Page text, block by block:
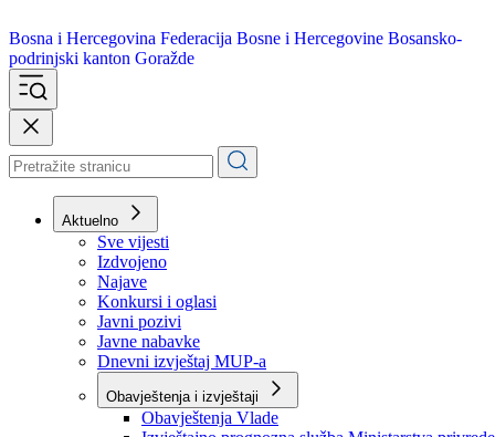
Bosna i Hercegovina
podrinjski kanton Goražde
Aktuelno
Sve vijesti
Izdvojeno
Najave
Konkursi i oglasi
Javni pozivi
Javne nabavke
Dnevni izvještaj MUP-a